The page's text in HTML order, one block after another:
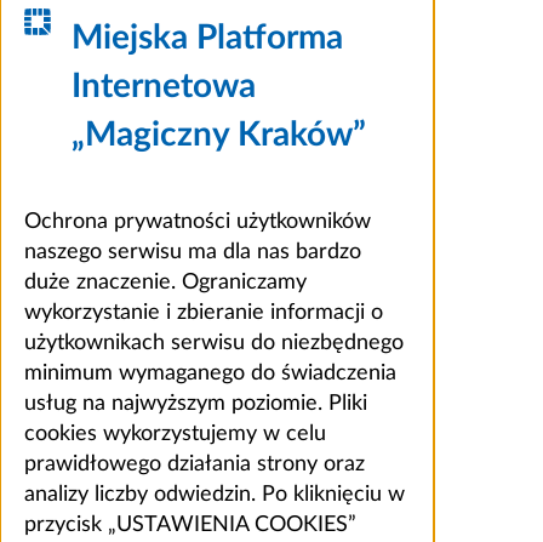
Miejska Platforma
Internetowa
„Magiczny Kraków”
Ochrona prywatności użytkowników
naszego serwisu ma dla nas bardzo
duże znaczenie. Ograniczamy
wykorzystanie i zbieranie informacji o
użytkownikach serwisu do niezbędnego
minimum wymaganego do świadczenia
usług na najwyższym poziomie. Pliki
cookies wykorzystujemy w celu
prawidłowego działania strony oraz
analizy liczby odwiedzin. Po kliknięciu w
przycisk „USTAWIENIA COOKIES”